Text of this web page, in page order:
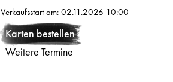
Verkaufsstart am: 02.11.2026 10:00
Karten bestellen
Weitere Termine